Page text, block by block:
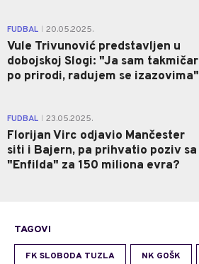
FUDBAL 20.05.2025.
Vule Trivunović predstavljen u
dobojskoj Slogi: "Ja sam takmičar
po prirodi, radujem se izazovima"
FUDBAL 23.05.2025.
Florijan Virc odjavio Mančester
siti i Bajern, pa prihvatio poziv sa
"Enfilda" za 150 miliona evra?
TAGOVI
FK SLOBODA TUZLA NK GOŠK